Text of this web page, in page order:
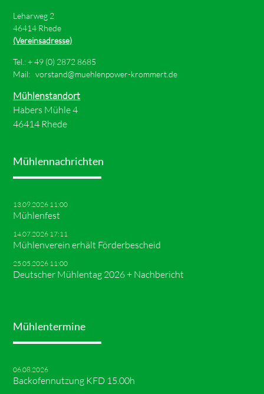
Leharweg 2
46414 Rhede
(Vereinsadresse)
Tel.: +49 (0) 2872 8685
Mail:vorstand@muehlenpower-krommert.de
Mühlenstandort
Habers Mühle 4
46414 Rhede
Mühlennachrichten
13.09.2026 11:00
Mühlenfest
14.07.2026 17:11
Mühlenverein erhält Förderbescheid
25.05.2026 11:00
Deutscher Mühlentag 2026 + Nachbericht
Mühlentermine
06.08.2026
Backofennutzung KFD 15.00h